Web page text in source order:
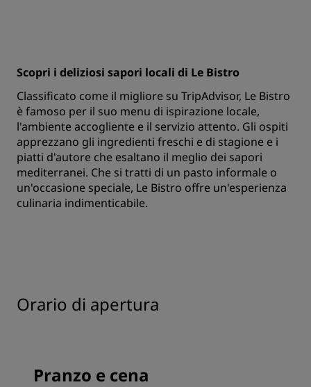
Scopri i deliziosi sapori locali di Le Bistro
Classificato come il migliore su TripAdvisor, Le Bistro
è famoso per il suo menu di ispirazione locale,
l'ambiente accogliente e il servizio attento. Gli ospiti
apprezzano gli ingredienti freschi e di stagione e i
piatti d'autore che esaltano il meglio dei sapori
mediterranei. Che si tratti di un pasto informale o
un'occasione speciale, Le Bistro offre un'esperienza
culinaria indimenticabile.
Orario di apertura
Pranzo e cena